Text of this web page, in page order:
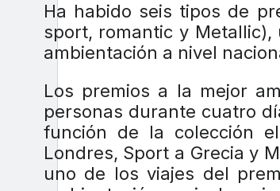
Ha habido seis tipos de
sport, romantic y
ambientación a nivel
Los premios a la mejor
personas durante cuatro
función de la colección
Londres, Sport a Grecia y
uno de los viajes del